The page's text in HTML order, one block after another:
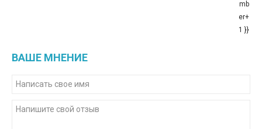
mb
er+
1 }}
ВАШЕ МНЕНИЕ